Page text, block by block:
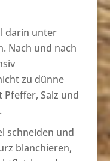
darin unter
Nach und nach
zu dünne
Pfeffer, Salz und
schneiden und
blanchieren,